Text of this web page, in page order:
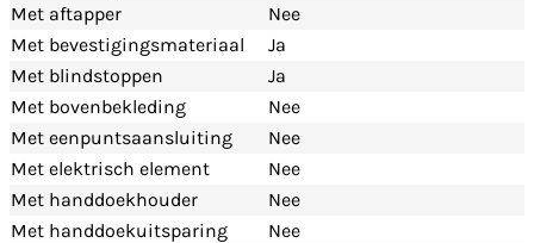
Met aftapper
Nee
Met bevestigingsmateriaal
Ja
Met blindstoppen
Ja
Met bovenbekleding
Nee
Met eenpuntsaansluiting
Nee
Met elektrisch element
Nee
Met handdoekhouder
Nee
Met handdoekuitsparing
Nee